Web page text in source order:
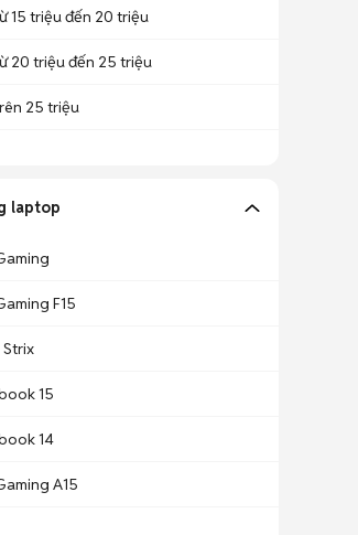
15 triệu đến 20 triệu
20 triệu đến 25 triệu
25 triệu
laptop
F15
Strix
15
14
A15